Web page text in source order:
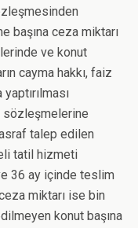
başına ceza miktarı
ve konut
cayma hakkı, faiz
sözleşmelerine
talep edilen
tatil hizmeti
36 ay içinde teslim
miktarı ise bin
konut başına